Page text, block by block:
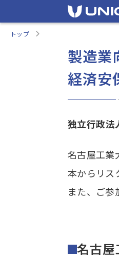
トップ
製造業
経済安
独立行政法
名古屋工業
本からリス
また、ご参
名古屋